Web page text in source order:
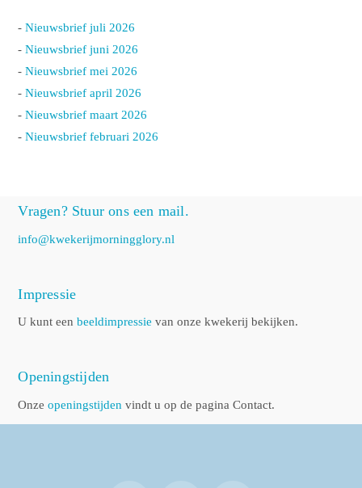
-Nieuwsbrief juli 2026
-Nieuwsbrief juni 2026
-Nieuwsbrief mei 2026
-Nieuwsbrief april 2026
-Nieuwsbrief maart 2026
-Nieuwsbrief februari 2026
Vragen? Stuur ons een mail.
info@kwekerijmorningglory.nl
Impressie
U kunt eenbeeldimpressie van onze kwekerij bekijken.
Openingstijden
Onzeopeningstijden vindt u op de pagina Contact.